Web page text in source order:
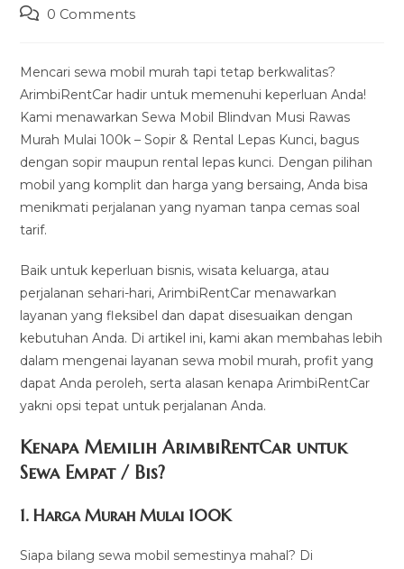
author:
last
Post0 Comments
Mencari sewa mobil murah tapi tetap berkwalitas?
ArimbiRentCar hadir untuk memenuhi keperluan Anda!
Kami menawarkan Sewa Mobil Blindvan Musi Rawas
Murah Mulai 100k – Sopir & Rental Lepas Kunci, bagus
dengan sopir maupun rental lepas kunci. Dengan pilihan
mobil yang komplit dan harga yang bersaing, Anda bisa
menikmati perjalanan yang nyaman tanpa cemas soal
tarif.
Baik untuk keperluan bisnis, wisata keluarga, atau
perjalanan sehari-hari, ArimbiRentCar menawarkan
layanan yang fleksibel dan dapat disesuaikan dengan
kebutuhan Anda. Di artikel ini, kami akan membahas lebih
dalam mengenai layanan sewa mobil murah, profit yang
dapat Anda peroleh, serta alasan kenapa ArimbiRentCar
yakni opsi tepat untuk perjalanan Anda.
Kenapa Memilih ArimbiRentCar untuk
Sewa Empat / Bis?
1.Harga Murah Mulai 100K
Siapa bilang sewa mobil semestinya mahal? Di